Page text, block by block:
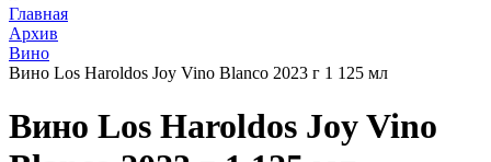
Главная
Архив
Вино
Вино Los Haroldos Joy Vino Blanco 2023 г 1 125 мл
Вино Los Haroldos Joy Vino